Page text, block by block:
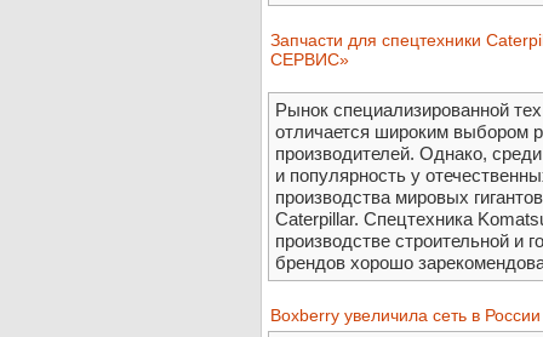
Запчасти для спецтехники
СЕРВИС»
Рынок специализированной
отличается широким выбором
производителей. Однако,
и популярность у
производства мировых
Caterpillar. Спецтехника
производстве строительной и
брендов хорошо
Boxberry увеличила сеть в